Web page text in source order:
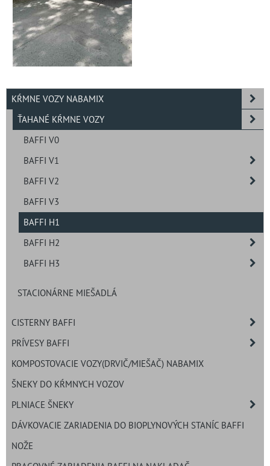
KŔMNE VOZY NABAMIX
ŤAHANÉ KŔMNE VOZY
BAFFI V0
BAFFI V1
BAFFI V2
BAFFI V3
BAFFI H1
BAFFI H2
BAFFI H3
STACIONÁRNE MIEŠADLÁ
CISTERNY BAFFI
PRÍVESY BAFFI
KOMPOSTOVACIE VOZY(DRVIČ/MIEŠAČ) NABAMIX
ŠNEKY DO KŔMNYCH VOZOV
PLNIACE ŠNEKY
DÁVKOVACIE ZARIADENIA DO BIOPLYNOVÝCH STANÍC BAFFI
NOŽE